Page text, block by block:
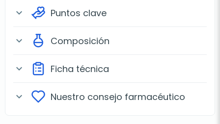
expand_more Puntos clave
expand_more Composición
expand_more Ficha técnica
expand_more Nuestro consejo farmacéutico